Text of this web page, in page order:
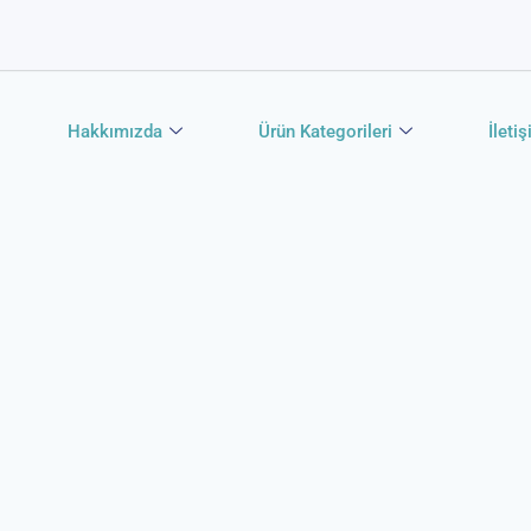
Hakkımızda Ürün Kategorileri